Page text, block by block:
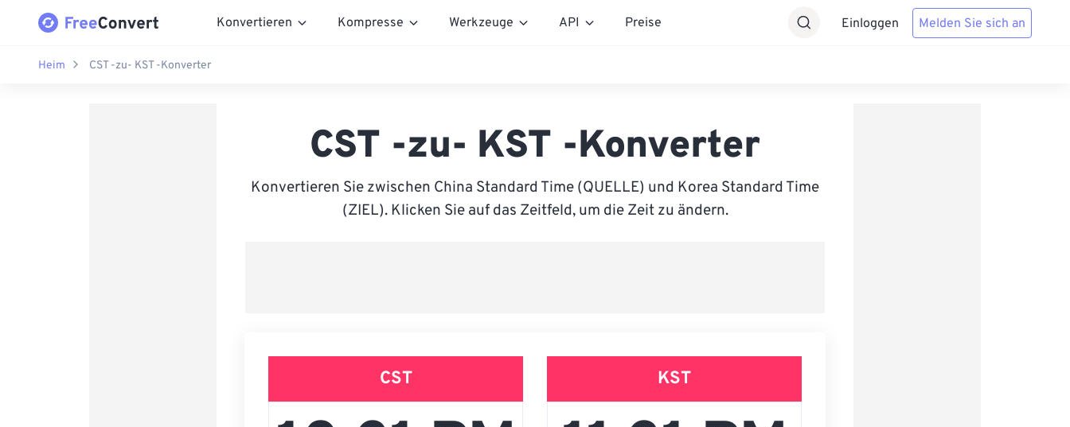
Konvertieren Kompresse Werkzeuge API Preise Einloggen Melden Sie sich an
Heim CST -zu- KST -Konverter
CST -zu- KST -Konverter
Konvertieren Sie zwischen China Standard Time (QUELLE) und Korea Standard Time
(ZIEL). Klicken Sie auf das Zeitfeld, um die Zeit zu ändern.
CST KST